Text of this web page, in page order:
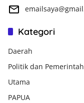
Kategori
Daerah
Politik dan
Utama
PAPUA